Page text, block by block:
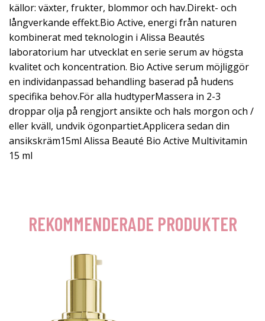
källor: växter, frukter, blommor och hav.Direkt- och
långverkande effekt.Bio Active, energi från naturen
kombinerat med teknologin i Alissa Beautés
laboratorium har utvecklat en serie serum av högsta
kvalitet och koncentration. Bio Active serum möjliggör
en individanpassad behandling baserad på hudens
specifika behov.För alla hudtyperMassera in 2-3
droppar olja på rengjort ansikte och hals morgon och /
eller kväll, undvik ögonpartiet.Applicera sedan din
ansikskräm15ml Alissa Beauté Bio Active Multivitamin
15 ml
REKOMMENDERADE PRODUKTER